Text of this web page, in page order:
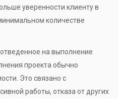
уверенности клиенту в
количестве
на выполнение
проекта обычно
Это связано с
работы, отказа от других